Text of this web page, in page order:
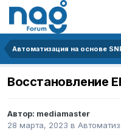
Автоматизация на основе
Восстановление
Автор: mediamaster
28 марта, 2023 в